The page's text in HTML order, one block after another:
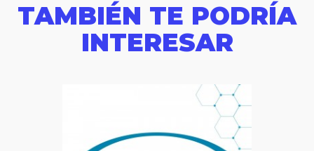
TAMBIÉN TE PODRÍA
INTERESAR